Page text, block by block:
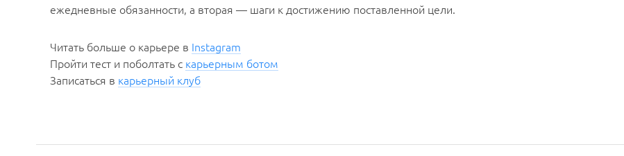
ежедневные обязанности, а вторая — шаги к достижению поставленной цели.
Читать больше о карьере в Instagram
Пройти тест и поболтать с карьерным ботом
Записаться в карьерный клуб